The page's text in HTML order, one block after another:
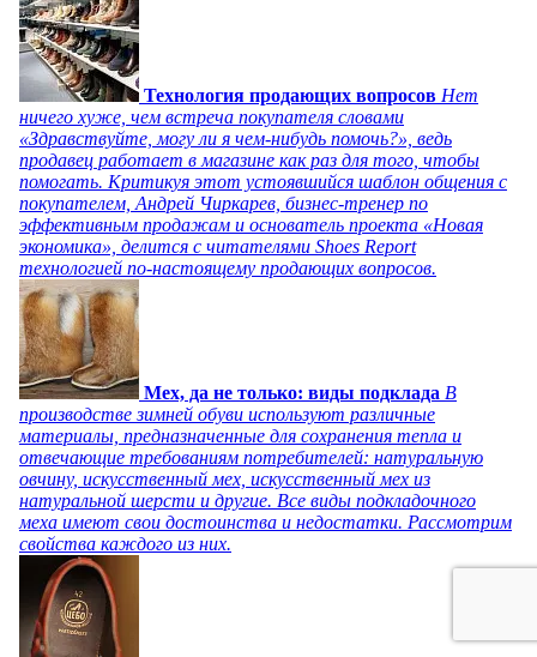
Технология продающих вопросов Нет
ничего хуже, чем встреча покупателя словами
«Здравствуйте, могу ли я чем-нибудь помочь?», ведь
продавец работает в магазине как раз для того, чтобы
помогать. Критикуя этот устоявшийся шаблон общения с
покупателем, Андрей Чиркарев, бизнес-тренер по
эффективным продажам и основатель проекта «Новая
экономика», делится с читателями Shoes Report
технологией по-настоящему продающих вопросов.
Мех, да не только: виды подклада В
производстве зимней обуви используют различные
материалы, предназначенные для сохранения тепла и
отвечающие требованиям потребителей: натуральную
овчину, искусственный мех, искусственный мех из
натуральной шерсти и другие. Все виды подкладочного
меха имеют свои достоинства и недостатки. Рассмотрим
свойства каждого из них.